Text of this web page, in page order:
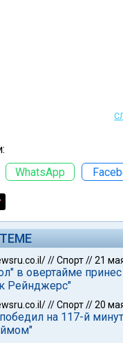
WhatsApp
//Спорт//21
в овертайме
Рейнджерс"
//Спорт//20
на 117-й